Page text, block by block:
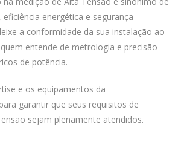
energética e segurança
a conformidade da sua instalação ao
entende de metrologia e precisão
de potência.
e os equipamentos da
garantir que seus requisitos de
sejam plenamente atendidos.